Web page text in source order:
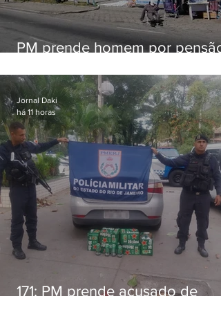
PM prende homem por pensão
171: PM prende acusado de
Jornal Daki
há 11 horas